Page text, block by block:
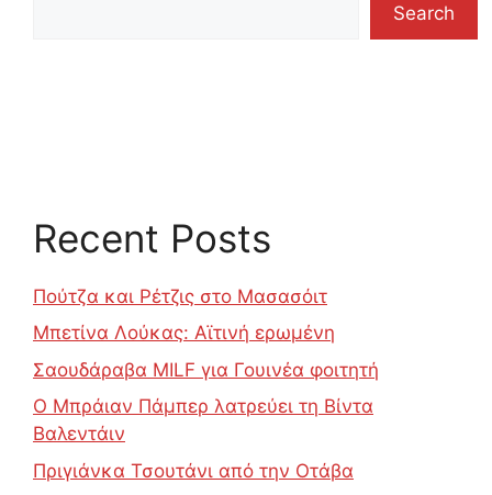
Search
Recent Posts
Πούτζα και Ρέτζις στο Μασασόιτ
Μπετίνα Λούκας: Αϊτινή ερωμένη
Σαουδάραβα MILF για Γουινέα φοιτητή
Ο Μπράιαν Πάμπερ λατρεύει τη Βίντα
Βαλεντάιν
Πριγιάνκα Τσουτάνι από την Οτάβα